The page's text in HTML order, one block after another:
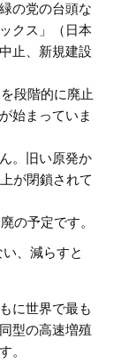
の党の台頭な
クス」（日本
止、新規建設
段階的に廃止
始まっていま
。旧い原発か
が閉鎖されて
の予定です。
、減らすと
に世界で最も
型の高速増殖
。